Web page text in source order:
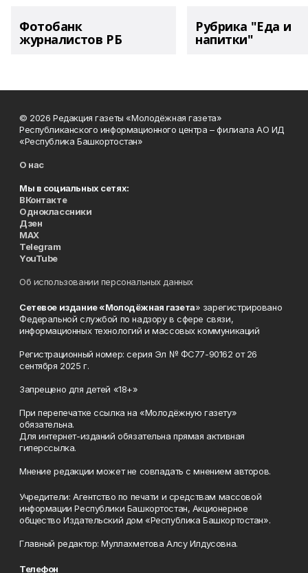
Фотобанк
журналистов РБ
Рубрика "Еда и
напитки"
© 2026 Редакция газеты «Молодёжная газета»
Республиканского информационного центра – филиала АО ИД
«Республика Башкортостан»
О нас
Мы в социальных сетях:
ВКонтакте
Одноклассники
Дзен
MAX
Telegram
YouTube
Об использовании персональных данных
Сетевое издание «Молодёжная газета» зарегистрировано
Федеральной службой по надзору в сфере связи,
информационных технологий и массовых коммуникаций
Регистрационный номер: серия Эл № ФС77-90162 от 26
сентября 2025 г.
Запрещено для детей «18+»
При перепечатке ссылка на «Молодёжную газету»
обязательна.
Для интернет-изданий обязательна прямая активная
гиперссылка.
Мнение редакции может не совпадать с мнением авторов.
Учредители: Агентство по печати и средствам массовой
информации Республики Башкортостан, Акционерное
общество Издательский дом «Республика Башкортостан».
Главный редактор: Муллахметова Алсу Илдусовна.
Телефон